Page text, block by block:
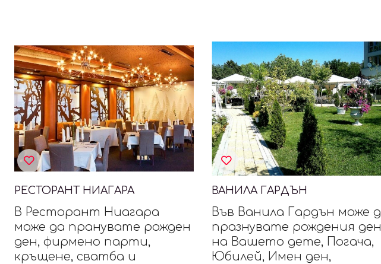
РЕСТОРАНТ НИАГАРА
В Ресторант Ниагара
може да пранувате рожден
ден, фирмено парти,
кръщене, сватба и
ВАНИЛА ГАРДЪН
Във Ванила Гардън може
празнувате рождения ден
на Вашето дете, Погача,
Юбилей, Имен ден,